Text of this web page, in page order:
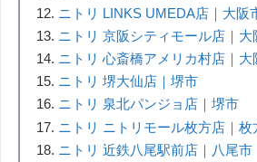
ニトリ LINKS UMEDA店｜大阪
ニトリ 京阪シティモール店｜大
ニトリ 心斎橋アメリカ村店｜大
ニトリ 堺大仙店｜堺市
ニトリ 泉北パンジョ店｜堺市
ニトリ ニトリモール枚方店｜枚
ニトリ 近鉄八尾駅前店｜八尾市